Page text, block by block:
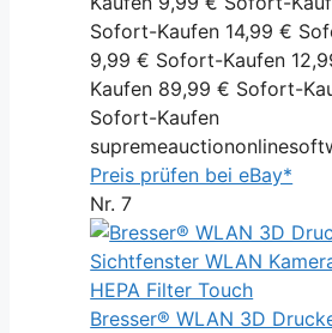
Sofort-Kaufen 14,99 €
9,99 € Sofort-Kaufen
Kaufen 89,99 € Sofort-
Sofort-Kaufen
Preis prüfen bei eBay*
Nr. 7
Bresser® WLAN 3D